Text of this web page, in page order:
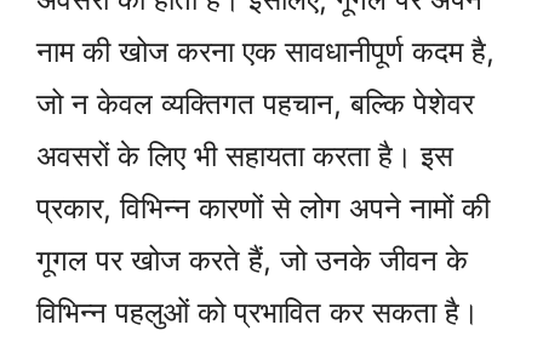
नाम की खोज करना एक सावधानीपूर्ण कदम है,
जो न केवल व्यक्तिगत पहचान, बल्कि पेशेवर
अवसरों के लिए भी सहायता करता है। इस
प्रकार, विभिन्न कारणों से लोग अपने नामों की
गूगल पर खोज करते हैं, जो उनके जीवन के
विभिन्न पहलुओं को प्रभावित कर सकता है।